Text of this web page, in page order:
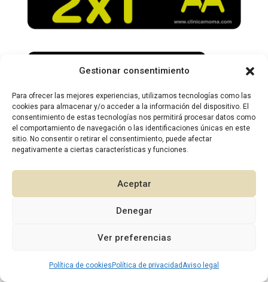
Gestionar consentimiento
Para ofrecer las mejores experiencias, utilizamos tecnologías como las
cookies para almacenar y/o acceder a la información del dispositivo. El
consentimiento de estas tecnologías nos permitirá procesar datos como
el comportamiento de navegación o las identificaciones únicas en este
sitio. No consentir o retirar el consentimiento, puede afectar
negativamente a ciertas características y funciones.
Aceptar
Denegar
Ver preferencias
Política de cookies Política de privacidadAviso legal